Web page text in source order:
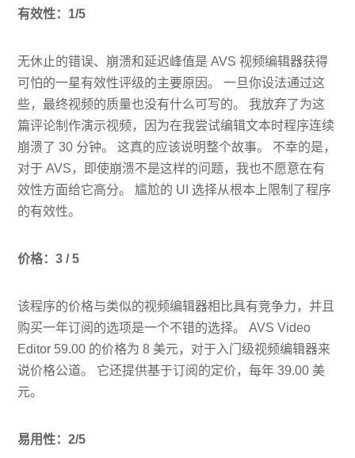
有效性：1/5
无休止的错误、崩溃和延迟峰值是 AVS 视频编辑器获得
可怕的一星有效性评级的主要原因。 一旦你设法通过这
些，最终视频的质量也没有什么可写的。 我放弃了为这
篇评论制作演示视频，因为在我尝试编辑文本时程序连续
崩溃了 30 分钟。 这真的应该说明整个故事。 不幸的是，
对于 AVS，即使崩溃不是这样的问题，我也不愿意在有
效性方面给它高分。 尴尬的 UI 选择从根本上限制了程序
的有效性。
价格：3 / 5
该程序的价格与类似的视频编辑器相比具有竞争力，并且
购买一年订阅的选项是一个不错的选择。 AVS Video
Editor 59.00 的价格为 8 美元，对于入门级视频编辑器来
说价格公道。 它还提供基于订阅的定价，每年 39.00 美
元。
易用性：2/5